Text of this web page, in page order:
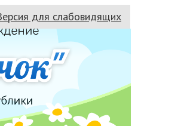
для слабовидящих
для слабовидящих